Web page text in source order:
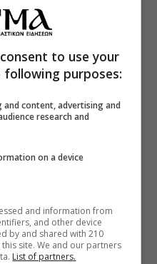
to use your
purposes:
and content, advertising and
research and
on a device
and information from
and other device
by and shared with 210
site. We and our partners
List of partners.